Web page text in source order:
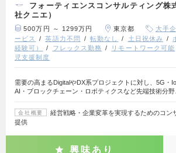
フォーティエンスコンサルティング株
社クニエ）
500万円 ～ 1299万円 東京都 大手
ービス
英語力不問 転勤なし 土日祝休み
経験可）
フレックス勤務 リモートワーク可能
児支援制度
需要の高まるDigitalやDX系プロジェクトに対し、5G・
AI・ブロックチェーン・ロボティクスなど先端技術分野
会社概要
経営戦略・企業変革を実現するためのコン
提供
興味あり